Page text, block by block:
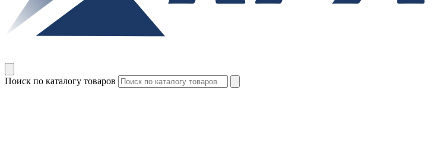
Поиск по каталогу товаров